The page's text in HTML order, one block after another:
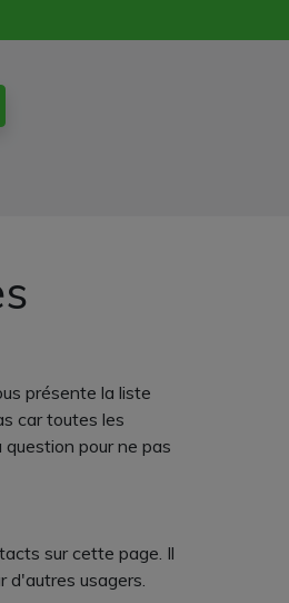
présente la liste
car toutes les
pour ne pas
sur cette page. Il
d'autres usagers.